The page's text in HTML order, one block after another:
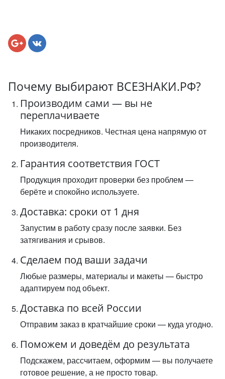
Почему выбирают ВСЕЗНАКИ.РФ?
Производим сами — вы не
переплачиваете
Никаких посредников. Честная цена напрямую от
производителя.
Гарантия соответствия ГОСТ
Продукция проходит проверки без проблем —
берёте и спокойно используете.
Доставка: сроки от 1 дня
Запустим в работу сразу после заявки. Без
затягивания и срывов.
Сделаем под ваши задачи
Любые размеры, материалы и макеты — быстро
адаптируем под объект.
Доставка по всей России
Отправим заказ в кратчайшие сроки — куда угодно.
Поможем и доведём до результата
Подскажем, рассчитаем, оформим — вы получаете
готовое решение, а не просто товар.